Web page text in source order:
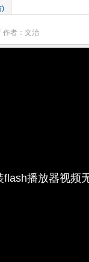
)
作者：文治
flash播放器视频